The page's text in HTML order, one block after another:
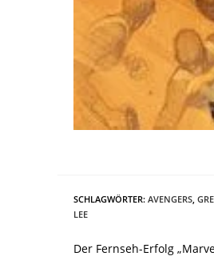
SCHLAGWÖRTER: AVENGERS,
LEE
Der Fernseh-Erfolg